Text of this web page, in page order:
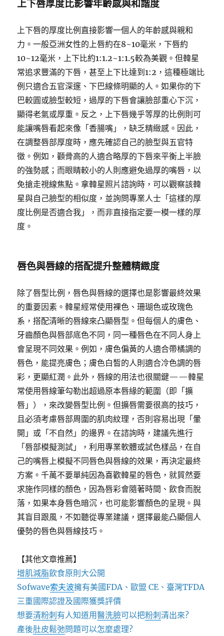
上下唇厚度比影響年齡感與和諧度
上下唇的厚度比例直接影響一個人的年齡感與親和
力。一般亞洲女性的上唇約在8~10毫米，下唇約
10~12毫米，上下比約1:1.2~1:1.5較為美觀。但韓星
常追求豐滿的下唇，甚至上下比達到1:2，這種極端比
例只適合五官深邃、下巴線條明顯的人。如果你的下
巴較圓或臉型較短，過厚的下唇會讓臉部重心下沉，
顯得老氣或厚重。反之，上下唇幾乎等厚的比例則可
能讓嘴唇看起來像「香腸嘴」，缺乏精緻感。因此，
在調整唇部厚度時，應先確認自己的臉型與五官特
徵。例如，顴骨高的人適合略厚的下唇來平衡上半臉
的強勢感；而眼睛較小的人則應避免過厚的嘴唇，以
免搶走視線焦點。拿韓星照片諮詢時，可以觀察該韓
星與自己臉型的相似度，並詢問專業人士「這樣的厚
度比例是否適合我」，而非直接指定要一模一樣的厚
度。
唇色與唇線的搭配提升整體精緻度
除了唇型比例，唇色與唇線的選擇也是影響最終效果
的重要因素。韓星經常使用裸色、珊瑚色或玫瑰色
系，搭配清晰的唇線來凸顯唇型。但每個人的膚色、
牙齒顏色與唇部底色不同，同一種唇色在不同人身上
會呈現不同效果。例如，膚色偏黃的人適合帶橘調的
唇色，能提亮膚色；膚色白皙的人則適合冷色調的唇
彩，更顯紅潤。此外，唇線的用法也很關鍵——韓星
常使用唇線筆勾勒出超過原本唇緣的範圍（即「擴
唇」），來改變唇型比例。但擴唇需要很高的技巧，
且必須考慮唇部周圍的肌肉紋理，否則容易出現「暈
開」或「不自然」的邊界。在諮詢時，建議先進行
「唇部模擬測試」，利用專業軟體或試色樣品，在自
己的嘴唇上模擬不同唇色與唇線的效果，再決定最終
方案。千萬不要單純因為喜歡韓星的唇色，就貿然要
求施作同樣的顏色，因為唇彩會隨著時間、飲食而脫
落，如果本身唇色暗沉，也可能影響顏色的呈現。與
其盲目跟風，不如聽從專業建議，選擇最能凸顯個人
優勢的唇色與唇線技巧。
【其他文章推薦】
增肌減脂飲食原則大公開
Sofwave索夫波擁有美國FDA、歐盟 CE、臺灣TFDA
三重國際認證及國際獲獎評價
想要清粉刺 有人知道用醫洗臉可以把粉刺清出來?
產後肚皮鬆弛問題可以怎麼處理?